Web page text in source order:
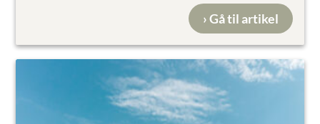
per conubia nostra inceptos himenaeos.
› Gå til artikel